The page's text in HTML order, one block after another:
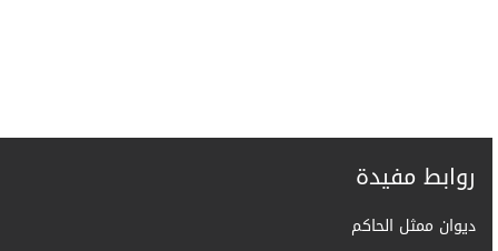
روابط مفيدة
ديوان ممثل الحاكم